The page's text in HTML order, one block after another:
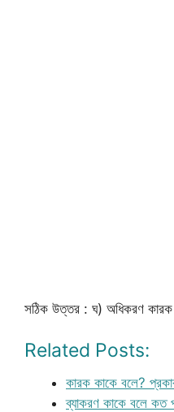
সঠিক উত্তর : ঘ) অধিকরণ কারক
Related Posts:
কারক কাকে বলে?
ব্যাকরণ কাকে বলে কত